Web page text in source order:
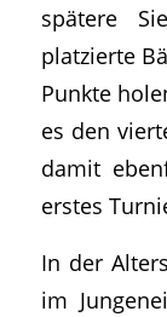
spätere
platzierte
Punkte
es den
damit
erstes
In der
im